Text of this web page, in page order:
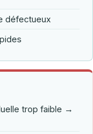
défectueux
trop faible →